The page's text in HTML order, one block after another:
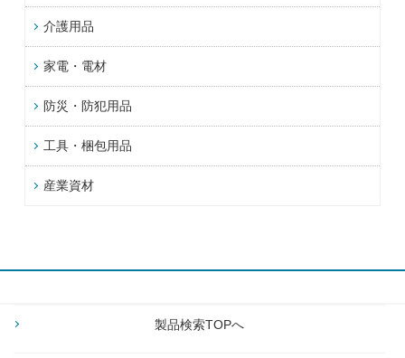
介護用品
家電・電材
防災・防犯用品
工具・梱包用品
産業資材
製品検索TOPへ